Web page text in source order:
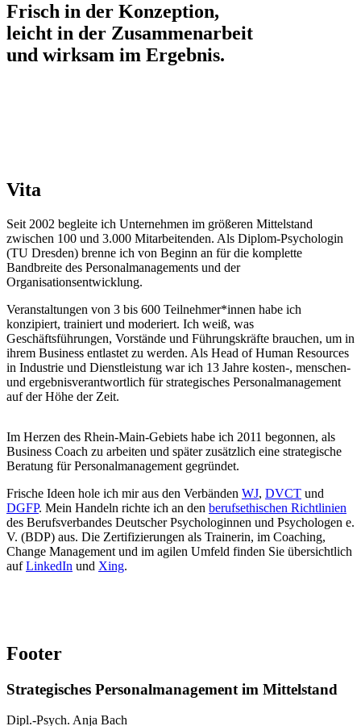
Frisch in der Konzeption,
leicht in der Zusammenarbeit
und wirksam im Ergebnis.
Vita
Seit 2002 begleite ich Unternehmen im größeren Mittelstand
zwischen 100 und 3.000 Mitarbeitenden. Als Diplom-Psychologin
(TU Dresden) brenne ich von Beginn an für die komplette
Bandbreite des Personalmanagements und der
Organisationsentwicklung.
Veranstaltungen von 3 bis 600 Teilnehmer*innen habe ich
konzipiert, trainiert und moderiert. Ich weiß, was
Geschäftsführungen, Vorstände und Führungskräfte brauchen, um in
ihrem Business entlastet zu werden. Als Head of Human Resources
in Industrie und Dienstleistung war ich 13 Jahre kosten-, menschen-
und ergebnisverantwortlich für strategisches Personalmanagement
auf der Höhe der Zeit.
Im Herzen des Rhein-Main-Gebiets habe ich 2011 begonnen, als
Business Coach zu arbeiten und später zusätzlich eine strategische
Beratung für Personalmanagement gegründet.
Frische Ideen hole ich mir aus den Verbänden WJ, DVCT und
DGFP. Mein Handeln richte ich an den berufsethischen Richtlinien
des Berufsverbandes Deutscher Psychologinnen und Psychologen e.
V. (BDP) aus. Die Zertifizierungen als Trainerin, im Coaching,
Change Management und im agilen Umfeld finden Sie übersichtlich
aufLinkedIn und Xing.
Footer
Strategisches Personalmanagement im Mittelstand
Dipl.-Psych. Anja Bach